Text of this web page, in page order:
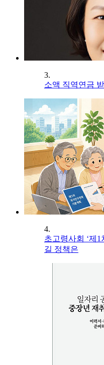
3.
소액 직역연금
4.
초고령사회 ‘제
길 정책은